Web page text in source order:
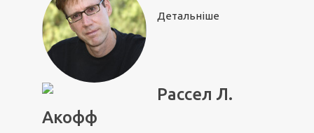
Детальніше
Рассел Л.
Акофф